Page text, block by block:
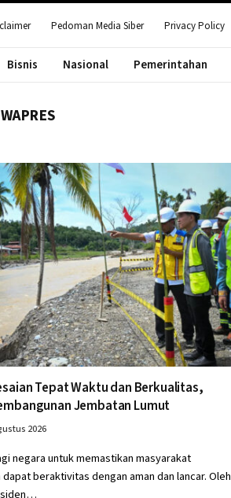
Pedoman Media Siber Privacy Policy
Bisnis Nasional Pemerintahan
WAPRES
Tepat Waktu dan Berkualitas,
Jembatan Lumut
2026
negara untuk memastikan masyarakat
beraktivitas dengan aman dan lancar. Oleh